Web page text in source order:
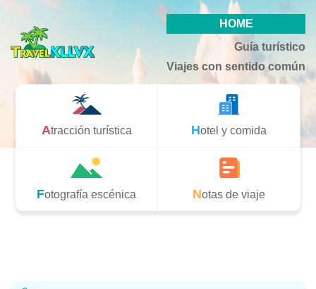
HOME
Guía turístico
Viajes con sentido común
Atracción turística Hotel y comida
Fotografía escénica Notas de viaje